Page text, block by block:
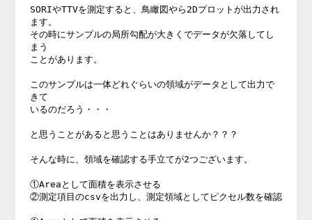
SORIやTTVを測定すると、鳥瞰図やら2Dプロットが出力され
ます。
その時にサンプルの局所勾配が大きくでデータが欠落してし
まう
ことがあります。
このサンプルは一体どれぐらいの領域がデータとして出力で
きて
いるのだろう・・・
と思うことがあると思うことはありませんか？？？
そんな時に、領域を確認する手立てが2つございます。
①Areaとして面積を表示させる
②測定項目のcsvを出力し、測定領域としてピクセル数を確認